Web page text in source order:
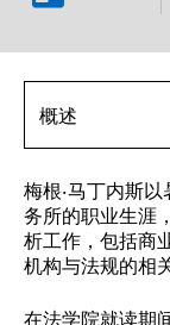
梅根·马丁内斯
务所的职业生涯
析工作，包括商
机构与法规的相
在法学院就读期